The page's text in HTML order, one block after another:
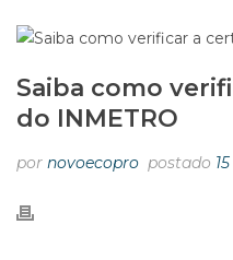
Saiba como
do INMETRO
por novoecopro postado